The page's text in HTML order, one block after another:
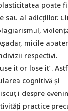
poate fi
sau al adicțiilor.
micile
respectivi.
it or lose it”.
cognitivă și
despre
practice